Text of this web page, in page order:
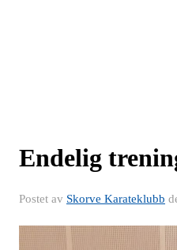
Endelig
Postet av Skorve Karateklubb